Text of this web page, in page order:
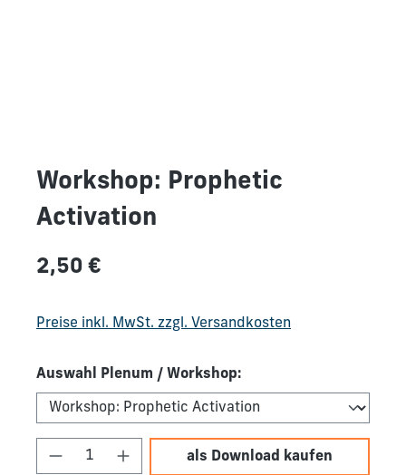
Workshop: Prophetic
Activation
Regulärer Preis:
2,50 €
Preise inkl. MwSt. zzgl. Versandkosten
Auswahl Plenum / Workshop:
Produkt Anzahl: Gib den gewünschten
als Download kaufen